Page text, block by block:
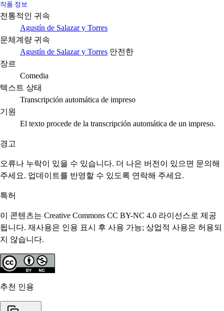
작품 정보
전통적인 귀속
Agustín de Salazar y Torres
문체계량 귀속
Agustín de Salazar y Torres 안전한
장르
Comedia
텍스트 상태
Transcripción automática de impreso
기원
El texto procede de la transcripción automática de un impreso.
경고
오류나 누락이 있을 수 있습니다. 더 나은 버전이 있으면 문의해
주세요. 업데이트를 반영할 수 있도록 연락해 주세요.
특허
이 콘텐츠는 Creative Commons CC BY-NC 4.0 라이선스로 제공
됩니다. 재사용은 인용 표시 후 사용 가능; 상업적 사용은 허용되
지 않습니다.
추천 인용